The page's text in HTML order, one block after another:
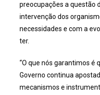
preocupações a questão
intervenção dos
necessidades e com a
ter.
“O que nós garantimos é
Governo continua
mecanismos e